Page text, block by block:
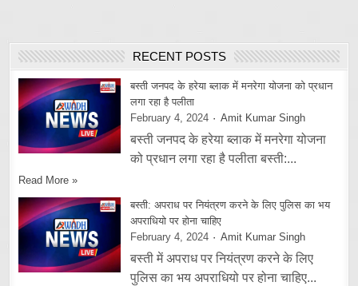
RECENT POSTS
बस्ती जनपद के हरेया ब्लाक में मनरेगा योजना को प्रधान
लगा रहा है पलीता
February 4, 2024
Amit Kumar Singh
बस्ती जनपद के हरेया ब्लाक में मनरेगा योजना
को प्रधान लगा रहा है पलीता बस्ती:...
Read More »
बस्ती: अपराध पर नियंत्रण करने के लिए पुलिस का भय
अपराधियो पर होना चाहिए
February 4, 2024
Amit Kumar Singh
बस्ती में अपराध पर नियंत्रण करने के लिए
पुलिस का भय अपराधियो पर होना चाहिए...